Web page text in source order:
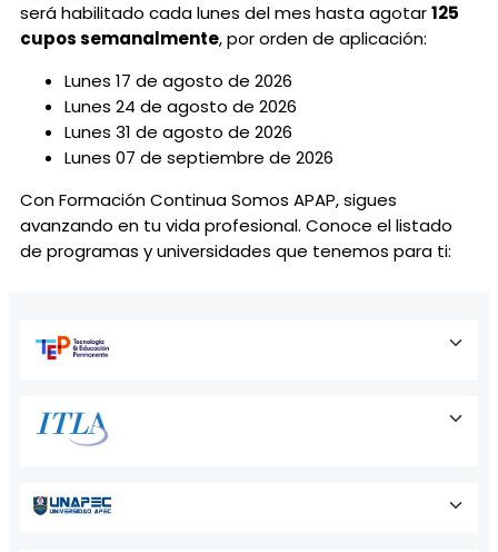
será habilitado cada lunes del mes hasta agotar125
cupos semanalmente, por orden de aplicación:
Lunes 17 de agosto de 2026
Lunes 24 de agosto de 2026
Lunes 31 de agosto de 2026
Lunes 07 de septiembre de 2026
Con Formación Continua Somos APAP, sigues
avanzando en tu vida profesional. Conoce el listado
de programas y universidades que tenemos para ti: